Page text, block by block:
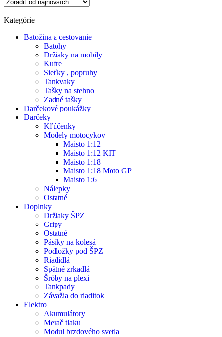
Kategórie
Batožina a cestovanie
Batohy
Držiaky na mobily
Kufre
Sieťky , popruhy
Tankvaky
Tašky na stehno
Zadné tašky
Darčekové poukážky
Darčeky
Kľúčenky
Modely motocykov
Maisto 1:12
Maisto 1:12 KIT
Maisto 1:18
Maisto 1:18 Moto GP
Maisto 1:6
Nálepky
Ostatné
Doplnky
Držiaky ŠPZ
Gripy
Ostatné
Pásiky na kolesá
Podložky pod ŠPZ
Riadidlá
Spätné zrkadlá
Šróby na plexi
Tankpady
Závažia do riaditok
Elektro
Akumulátory
Merač tlaku
Modul brzdového svetla